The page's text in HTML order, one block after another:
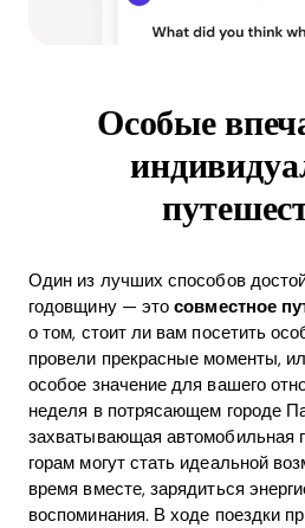
Особые
Один из лучших способов
годовщину — этосовместное
о том, стоит ли вам посетить
провели прекрасные моменты,
особое значение для вашего
неделя в потрясающем городе
захватывающая автомобильная
горам могут стать идеальной
время вместе, зарядиться
воспоминания. В ходе поездки